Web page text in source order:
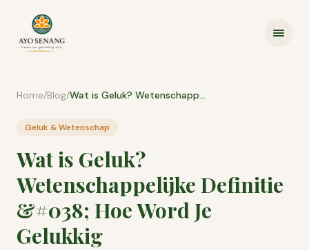
Home/Blog/ Wat is Geluk? Wetenschappelijke Definitie &#038; Hoe Word Je Gelukkig
Geluk & Wetenschap
Wat is Geluk?
Wetenschappelijke Definitie
&#038; Hoe Word Je
Gelukkig